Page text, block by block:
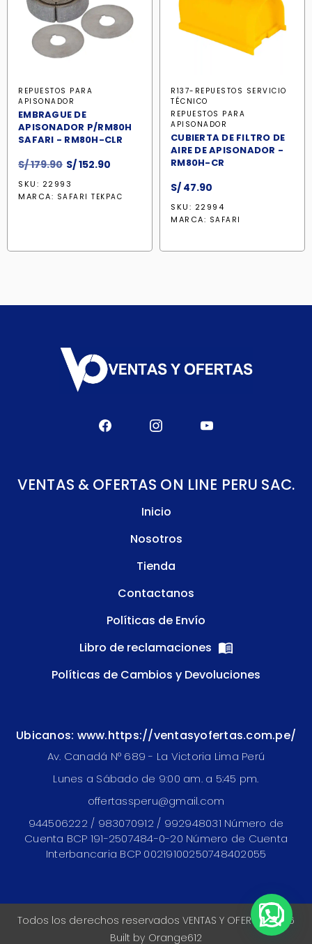
REPUESTOS PARA
APISONADOR
EMBRAGUE DE
APISONADOR P/RM80H
SAFARI - RM80H-CLR
S/179.90 El
precio
original
S/152.90
actual
SKU: 22993
MARCA: SAFARI TEKPAC
R137-REPUESTOS SERVICIO
TÉCNICO
REPUESTOS PARA
APISONADOR
CUBIERTA DE FILTRO DE
AIRE DE APISONADOR -
RM80H-CR
S/ 47.90
SKU: 22994
MARCA: SAFARI
VENTAS & OFERTAS ON LINE PERU SAC.
Inicio
Nosotros
Tienda
Contactanos
Políticas de Envío
Libro de reclamaciones
Políticas de Cambios y Devoluciones
Ubicanos: www.https://ventasyofertas.com.pe/
Av. Canadá N° 689 - La Victoria Lima Perú
Lunes a Sábado de 9:00 am. a 5:45 pm.
offertassperu@gmail.com
944506222 / 983070912 / 992948031 Número de
Cuenta BCP 191-2507484-0-20 Número de Cuenta
Interbancaria BCP 00219100250748402055
Todos los derechos reservados VENTAS Y OFERTAS 2026
Built by Orange612